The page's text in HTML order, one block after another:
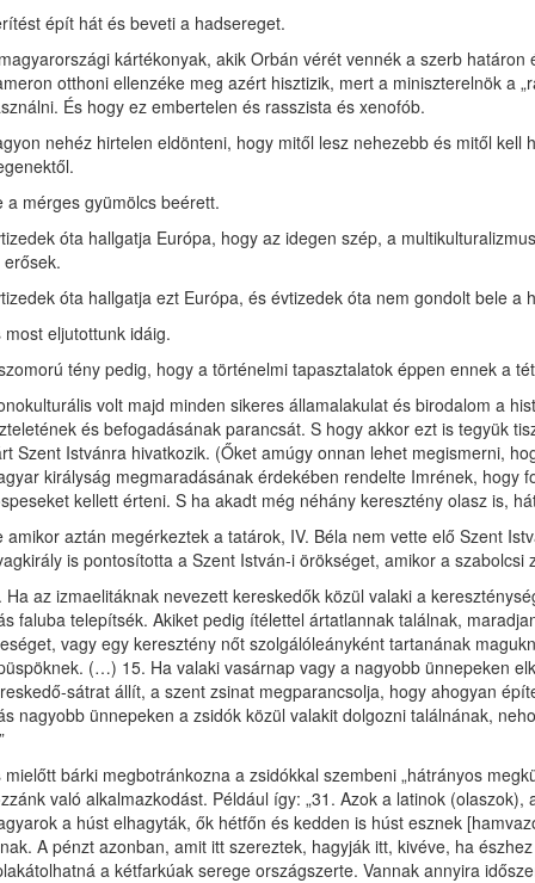
épít hát és beveti a had­sereget.
kártékonyak, akik Orbán vérét vennék a szerb
otthoni ellenzéke meg azért hisztizik, mert a miniszterelnök a
És hogy ez embertelen és rasszista és xenofób.
nehéz hirtelen eldönteni, hogy mitől lesz nehezebb és mitől
a mérges gyümölcs beérett.
óta hallgatja Európa, hogy az idegen szép, a
erősek.
óta hallgatja ezt Európa, és évtizedek óta nem gondolt bele a
most eljutottunk idáig.
tény pedig, hogy a történelmi tapasztalatok éppen ennek a
volt majd minden sikeres államalakulat és birodalom a
és befogadásának parancsát. S hogy akkor ezt is tegyük
Szent Istvánra hivatkozik. (Őket amúgy onnan lehet megismerni,
királyság megmaradásának érdekében rendelte Imrének,
kellett érteni. S ha akadt még néhány keresztény olasz is,
amikor aztán megérkeztek a tatárok, IV. Béla nem vette elő Szent
is pontosította a Szent István-i örökséget, amikor a szabolcsi
Ha az izmaelitáknak nevezett kereskedők közül valaki a
faluba telepítsék. Akiket pedig ítélettel ártatlannak találnak,
vagy egy keresztény nőt szolgálóleányként tartanának
(…) 15. Ha valaki vasárnap vagy a nagyobb ünnepeken
sátrat állít, a szent zsinat megparancsolja, hogy ahogyan
nagyobb ünnepeken a zsidók közül valakit dolgozni találnának,
mielőtt bárki megbotránkozna a zsidókkal szembeni „hátrányos
való alkalmazkodást. Például így: „31. Azok a latinok
a húst elhagyták, ők hétfőn és kedden is húst esznek
A pénzt azonban, amit itt szereztek, hagyják itt, kivéve, ha
a kétfarkúak serege országszerte. Vannak annyira